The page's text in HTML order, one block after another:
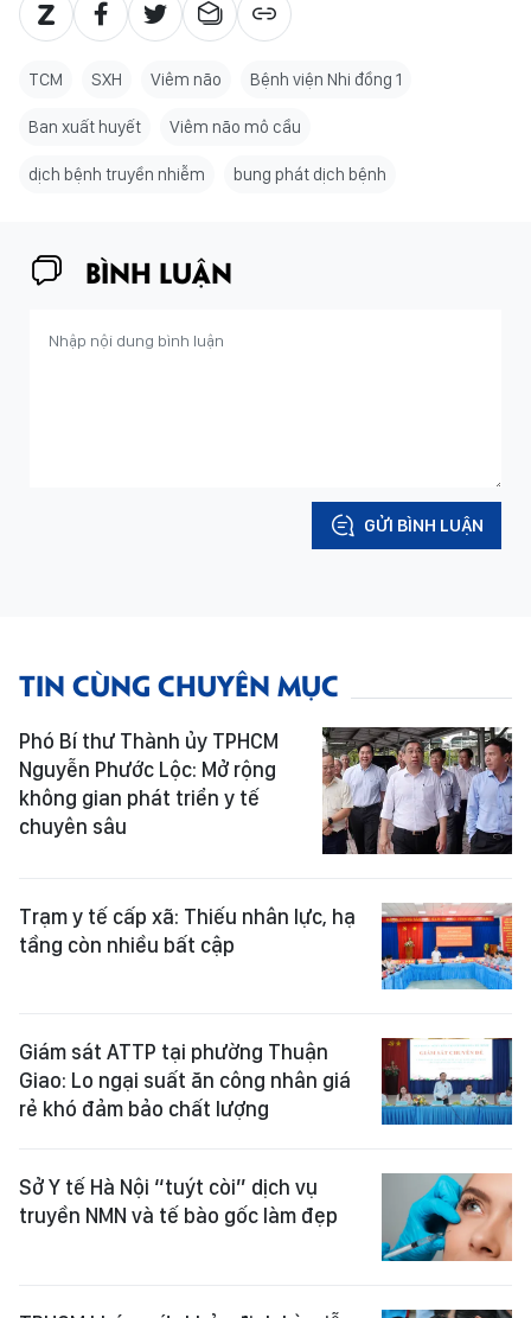
TCM SXH Viêm não Bệnh viện Nhi đồng 1
Ban xuất huyết Viêm não mô cầu
dịch bệnh truyền nhiễm bung phát dịch bệnh
BÌNH LUẬN
GỬI BÌNH LUẬN
TIN CÙNG CHUYÊN MỤC
Phó Bí thư Thành ủy TPHCM
Nguyễn Phước Lộc: Mở rộng
không gian phát triển y tế
chuyên sâu
Trạm y tế cấp xã: Thiếu nhân lực, hạ
tầng còn nhiều bất cập
Giám sát ATTP tại phường Thuận
Giao: Lo ngại suất ăn công nhân giá
rẻ khó đảm bảo chất lượng
Sở Y tế Hà Nội “tuýt còi” dịch vụ
truyền NMN và tế bào gốc làm đẹp